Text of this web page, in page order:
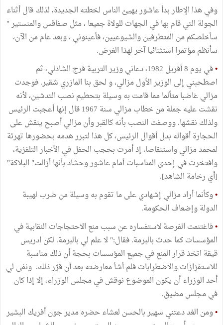
وفي هذا الإطار بدأ عاشور يهيئ الناس لخطته الجديدة، لذلك قال أثناء
الجولة التي قام بها في الجهات للولاة جميعا ، مثل صفاقس والمنستير "
سأخلصكم من المتطرفين والشيوعيين، فأعينوني ، وبعد عام من الآن،
سأنظم مؤتمرا استثنائيا آخر لهذا الغرض.
•
في يوم 8 أفريل 1982، دعاني وزير التربية فرج الشادلي، ثم
اصطحبني إلى الوزير الأول مزالي، و لحق بنا المازري شقير. فوجدت
مزالي غاضبا متألما مما قامت به وسيلة بتحطيم نصب التدشين، لأنه
نقشت عليه جملة من خطاب مزالي سنة 1967 قال إنها أعجبت الرئيس
ولذلك نقشها. ووصفت النصب بأنه كالقبر وأن مزالي أصبح ينقش على
الحجارة أقواله بدل أقوال الرئيس، كل هذا لتبرر هدمه بحضورها تهرئة
لمحمد مزالي واستنقاصا، إذ أمرت بحجب الحفل في الأخبار التلفزية،
وافتخرت في إحدى المناسبات أمام عاشور وحشاد بأنها أزالت" البلاكة"
[أي رخامة الشاهد].
•وكأنما أراد مزالي إشهادي على ما تقوم به وسيلة من ضرب لهيبة
الدولة وإضعاف الحكومة.
•فاغتنمت الفرصة لاستفساره عن سبب منع الاحتجاجات النقابية في
المؤسسات كما حدث بالبرمة. فقال:" لا علم لي بالبرمة. لكن ادريس
قيقة اتخذ قرار المنع في جميع المؤسسات بحجة أن ذلك مناسبة
للاستفزازات والاضطرابات فلم أشأ معارضته بعد أن قرّر ذلك. ونفى لي
أحد الوزراء أن يكون الموضوع نوقش في مجلس الوزراء، إلا إذا كان
في مجلس مضيق.
•ومن الغد دعتني سهير بالحسن لعشاء حضره مدير جون أفريك البشير